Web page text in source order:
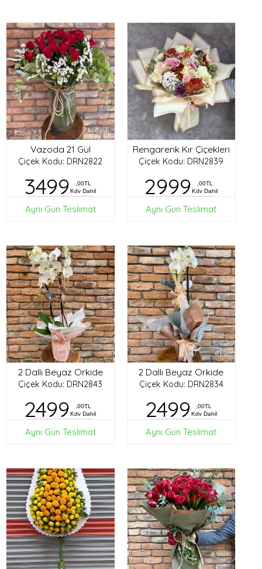
Vazoda 21 Gül
Çiçek Kodu: DRN2822
3499
,00TL
Kdv Dahil
Aynı Gün Teslimat
Rengarenk Kır Çiçekleri
Çiçek Kodu: DRN2839
2999
,00TL
Kdv Dahil
Aynı Gün Teslimat
2 Dallı Beyaz Orkide
Çiçek Kodu: DRN2843
2499
,00TL
Kdv Dahil
Aynı Gün Teslimat
2 Dallı Beyaz Orkide
Çiçek Kodu: DRN2834
2499
,00TL
Kdv Dahil
Aynı Gün Teslimat